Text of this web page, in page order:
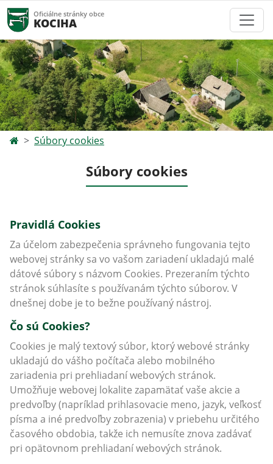
Oficiálne stránky obce
KOCIHA
Súbory cookies
Súbory cookies
Pravidlá Cookies
Za účelom zabezpečenia správneho fungovania tejto
webovej stránky sa vo vašom zariadení ukladajú malé
dátové súbory s názvom Cookies. Prezeraním týchto
stránok súhlasíte s používanám týchto súborov. V
dnešnej dobe je to bežne používaný nástroj.
Čo sú Cookies?
Cookies je malý textový súbor, ktorý webové stránky
ukladajú do vášho počítača alebo mobilného
zariadenia pri prehliadaní webových stránok.
Umožňuje webovej lokalite zapamätať vaše akcie a
predvoľby (napríklad prihlasovacie meno, jazyk, veľkosť
písma a iné predvoľby zobrazenia) v priebehu určitého
časového obdobia, takže ich nemusíte znova zadávať
pri opätovnom prehliadaní webových stránok.